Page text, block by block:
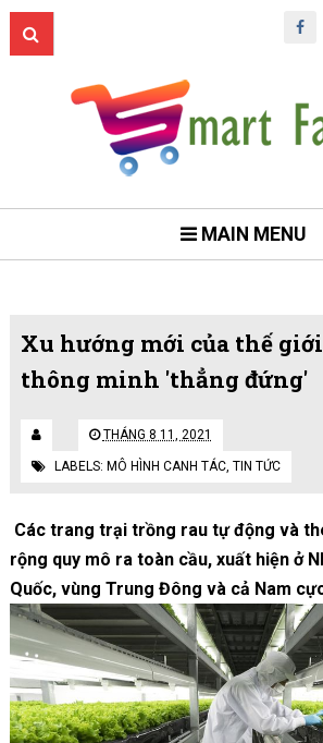
MAIN MENU
Xu hướng mới của thế
thông minh 'thẳng đứng'
THÁNG 8 11, 2021
LABELS: MÔ HÌNH CANH TÁC, TIN TỨC
Các trang trại trồng rau tự động và
rộng quy mô ra toàn cầu, xuất hiện ở
Quốc, vùng Trung Đông và cả Nam